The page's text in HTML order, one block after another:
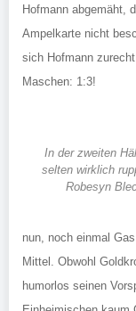
Hofmann abgemäht,
Ampelkarte nicht
sich Hofmann
Maschen: 1:3!
In der zweiten
selten wirklich
Robesyn
nun, noch einmal
Mittel. Obwohl
humorlos seinen